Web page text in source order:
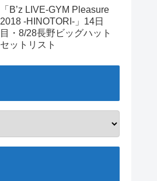
「B’z LIVE-GYM Pleasure
2018 -HINOTORI-」14日
目・8/28長野ビッグハット
セットリスト